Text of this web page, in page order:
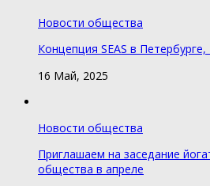
Новости общества
Концепция SEAS в
16 Май, 2025
Новости общества
Приглашаем на заседание
общества в апреле